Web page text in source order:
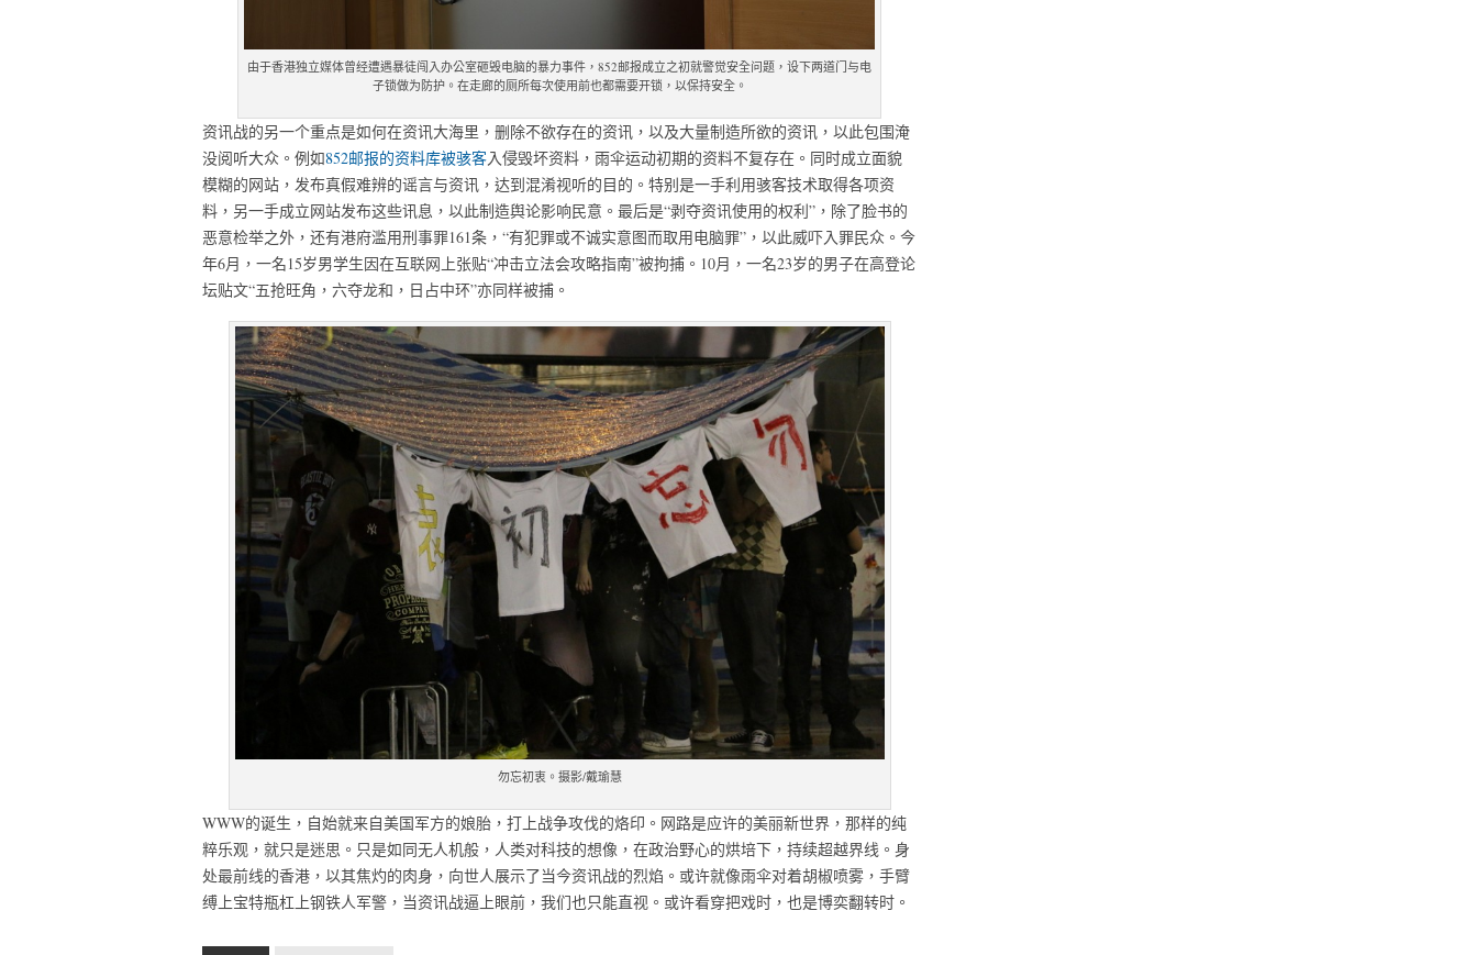
由于香港独立媒体曾经遭遇暴徒闯入办公室砸毁电脑的暴力事件，852邮报成立之初就警觉安全问题，设下两道门与电
子锁做为防护。在走廊的厕所每次使用前也都需要开锁，以保持安全。
资讯战的另一个重点是如何在资讯大海里，删除不欲存在的资讯，以及大量制造所欲的资讯，以此包围淹
没阅听大众。例如852邮报的资料库被骇客入侵毁坏资料，雨伞运动初期的资料不复存在。同时成立面貌
模糊的网站，发布真假难辨的谣言与资讯，达到混淆视听的目的。特别是一手利用骇客技术取得各项资
料，另一手成立网站发布这些讯息，以此制造舆论影响民意。最后是“剥夺资讯使用的权利”，除了脸书的
恶意检举之外，还有港府滥用刑事罪161条，“有犯罪或不诚实意图而取用电脑罪”，以此威吓入罪民众。今
年6月，一名15岁男学生因在互联网上张贴“冲击立法会攻略指南”被拘捕。10月，一名23岁的男子在高登论
坛贴文“五抢旺角，六夺龙和，日占中环”亦同样被捕。
勿忘初衷。摄影/戴瑜慧
WWW的诞生，自始就来自美国军方的娘胎，打上战争攻伐的烙印。网路是应许的美丽新世界，那样的纯
粹乐观，就只是迷思。只是如同无人机般，人类对科技的想像，在政治野心的烘培下，持续超越界线。身
处最前线的香港，以其焦灼的肉身，向世人展示了当今资讯战的烈焰。或许就像雨伞对着胡椒喷雾，手臂
缚上宝特瓶杠上钢铁人军警，当资讯战逼上眼前，我们也只能直视。或许看穿把戏时，也是博奕翻转时。